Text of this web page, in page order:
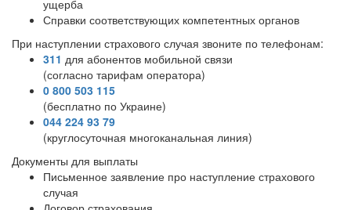
ущерба
Справки соответствующих компетентных органов
При наступлении страхового случая звоните по телефонам:
311 для абонентов мобильной связи
(согласно тарифам оператора)
0 800 503 115
(бесплатно по Украине)
044 224 93 79
(круглосуточная многоканальная линия)
Документы для выплаты
Письменное заявление про наступление страхового
случая